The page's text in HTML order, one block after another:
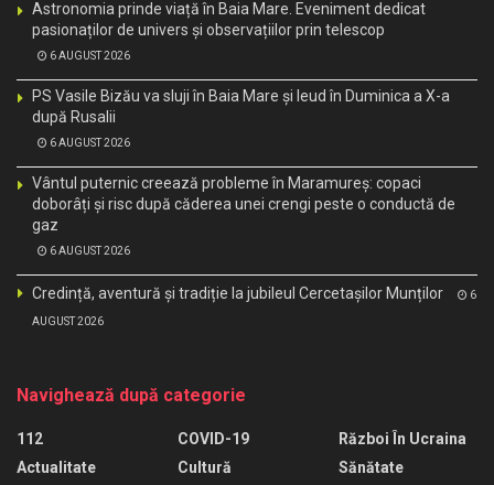
Astronomia prinde viață în Baia Mare. Eveniment dedicat
pasionaților de univers și observațiilor prin telescop
6 AUGUST 2026
PS Vasile Bizău va sluji în Baia Mare și Ieud în Duminica a X-a
după Rusalii
6 AUGUST 2026
Vântul puternic creează probleme în Maramureș: copaci
doborâți și risc după căderea unei crengi peste o conductă de
gaz
6 AUGUST 2026
Credință, aventură și tradiție la jubileul Cercetașilor Munților 6
AUGUST 2026
Navighează după categorie
112
Actualitate
COVID-19
Cultură
Război În Ucraina
Sănătate